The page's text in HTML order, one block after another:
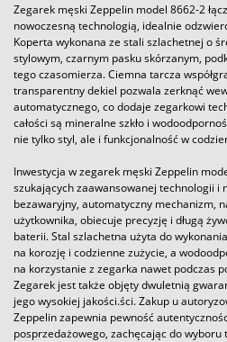
Zegarek męski Zeppelin model 8662-2
nowoczesną technologią, idealnie
Koperta wykonana ze stali szlachetnej o
stylowym, czarnym pasku skórzanym,
tego czasomierza. Ciemna tarcza
transparentny dekiel pozwala zerknąć
automatycznego, co dodaje zegarkowi
całości są mineralne szkło i
nie tylko styl, ale i funkcjonalność w
Inwestycja w zegarek męski Zeppelin
szukających zaawansowanej technologii i
bezawaryjny, automatyczny mechanizm,
użytkownika, obiecuje precyzję i długą
baterii. Stal szlachetna użyta do
na korozję i codzienne zużycie, a
na korzystanie z zegarka nawet podczas
Zegarek jest także objęty dwuletnią
jego wysokiej jakości.ści. Zakup u
Zeppelin zapewnia pewność
posprzedażowego, zachęcając do